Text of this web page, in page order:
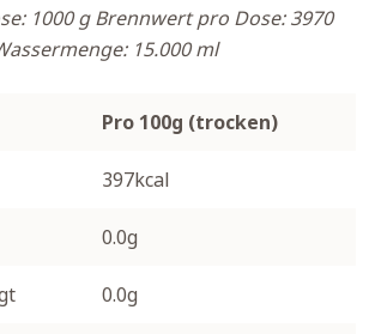
1000 gBrennwert pro Dose: 3970
15.000 ml
Pro 100g (trocken)
397kcal
0.0g
0.0g